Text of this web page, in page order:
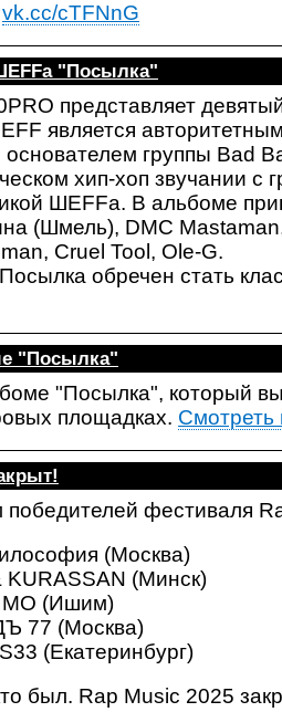
vk.cc/cTFNnG
"Посылка"
представляет
является
основателем группы Bad
хип-хоп звучании
ШЕFFа. В альбоме
(Шмель), DMC
Cruel Tool, Ole-G.
обречен стать
"Посылка"
"Посылка", который
площадках. Смотреть
победителей фестиваля
(Москва)
KURASSAN (Минск)
MO (Ишим)
77 (Москва)
(Екатеринбург)
был. Rap Music 2025